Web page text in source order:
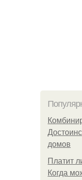
домов
Платит
Когда